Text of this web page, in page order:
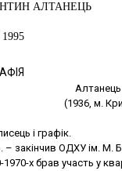
АЛТАНЕЦЬ
Алтанець
(1936, м.
і графік.
– закінчив ОДХУ ім. М.
1970-х брав участь у